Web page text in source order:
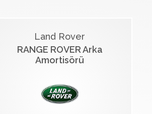
Land Rover
RANGE ROVER Arka
Amortisörü